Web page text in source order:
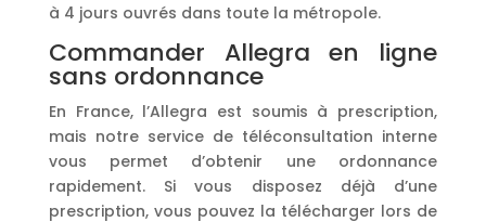
à 4 jours ouvrés dans toute la métropole.
Commander Allegra en ligne
sans ordonnance
En France, l’Allegra est soumis à prescription,
mais notre service de téléconsultation interne
vous permet d’obtenir une ordonnance
rapidement. Si vous disposez déjà d’une
prescription, vous pouvez la télécharger lors de